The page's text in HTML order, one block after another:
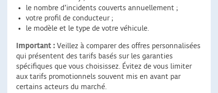
le nombre d’incidents couverts annuellement ;
votre profil de conducteur ;
le modèle et le type de votre véhicule.
Important : Veillez à comparer des offres personnalisées
qui présentent des tarifs basés sur les garanties
spécifiques que vous choisissez. Évitez de vous limiter
aux tarifs promotionnels souvent mis en avant par
certains acteurs du marché.